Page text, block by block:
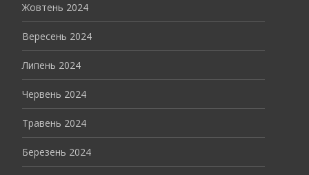
Жовтень 2024
Вересень 2024
Липень 2024
Червень 2024
Травень 2024
Березень 2024